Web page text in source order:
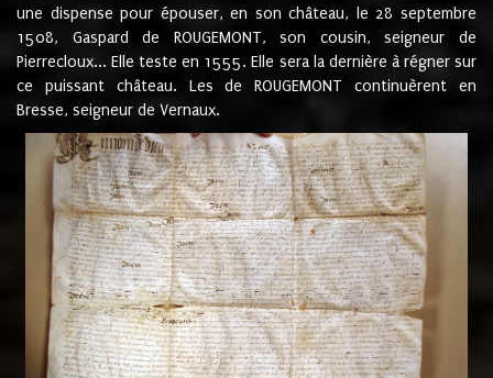
une dispense pour épouser, en son château, le 28 septembre
1508, Gaspard de ROUGEMONT, son cousin, seigneur de
Pierrecloux... Elle teste en 1555. Elle sera la dernière à régner sur
ce puissant château. Les de ROUGEMONT continuèrent en
Bresse, seigneur de Vernaux.